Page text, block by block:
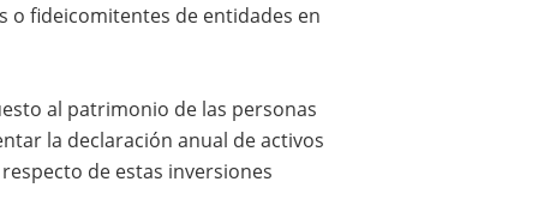
o fideicomitentes de entidades en
al patrimonio de las personas
la declaración anual de activos
de estas inversiones